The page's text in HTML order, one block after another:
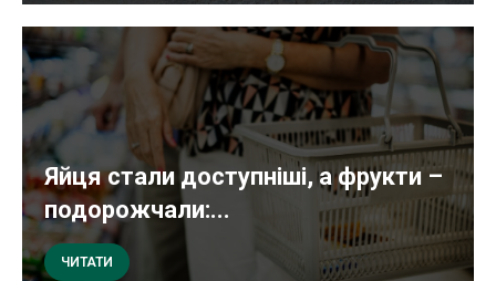
Яйця стали доступніші, а фрукти –
подорожчали:...
ЧИТАТИ